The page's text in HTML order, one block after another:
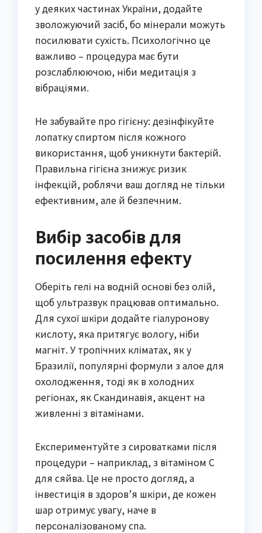
у деяких частинах України, додайте
зволожуючий засіб, бо мінерали можуть
посилювати сухість. Психологічно це
важливо – процедура має бути
розслаблюючою, ніби медитація з
вібраціями.
Не забувайте про гігієну: дезінфікуйте
лопатку спиртом після кожного
використання, щоб уникнути бактерій.
Правильна гігієна знижує ризик
інфекцій, роблячи ваш догляд не тільки
ефективним, але й безпечним.
Вибір засобів для
посилення ефекту
Оберіть гелі на водній основі без олій,
щоб ультразвук працював оптимально.
Для сухої шкіри додайте гіалуронову
кислоту, яка притягує вологу, ніби
магніт. У тропічних кліматах, як у
Бразилії, популярні формули з алое для
охолодження, тоді як в холодних
регіонах, як Скандинавія, акцент на
живленні з вітамінами.
Експериментуйте з сироватками після
процедури – наприклад, з вітаміном C
для сяйва. Це не просто догляд, а
інвестиція в здоров’я шкіри, де кожен
шар отримує увагу, наче в
персоналізованому спа.